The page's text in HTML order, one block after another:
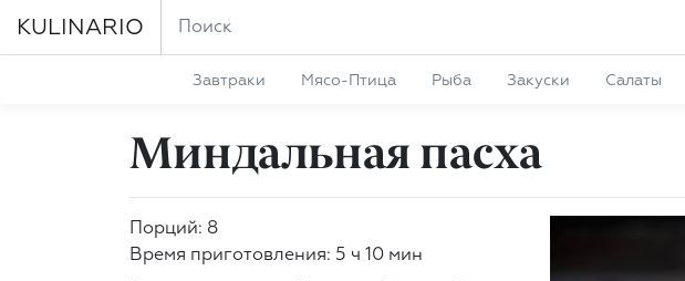
KULINARIO
Завтраки Мясо-Птица Рыба Закуски Салаты
Миндальная пасха
Порций: 8
Время приготовления: 5 ч 10 мин